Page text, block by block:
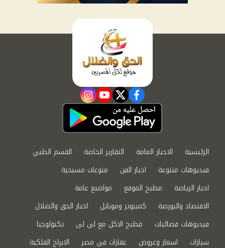
facebook
twitter
youtube
instagram
الرئيسية الاخبار العامة التقارير الخاصة
القسم الطبي
فيديوهات متنوعة
اخبار الفن
منوعات مسيحية
اخبار الرياضة
مطبخ الموقع
مواضيع عامة
الاقتصاد والبورصة
كمبيوتر وموبايل
اخبار الحق والضلال
فيديوهات فضائيات
مطبخ الاكل مع لى لى
تكنولوجيا
سيارات
اسعار وعروض عقارات في مصر الابراج الفلكية